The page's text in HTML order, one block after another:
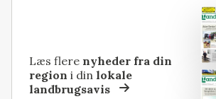
Læs flere nyheder fra din
region i dinlokale
landbrugsavis